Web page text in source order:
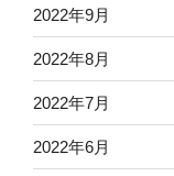
2022年9月
2022年8月
2022年7月
2022年6月